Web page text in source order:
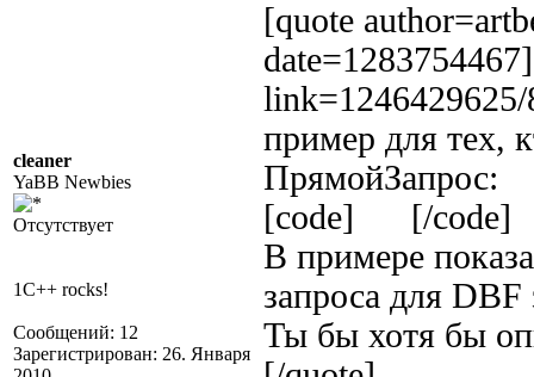
cleaner
YaBB Newbies
Отсутствует
1C++ rocks!
Сообщений: 12
Зарегистрирован: 26. Января
[quote
пример для тех,
ПрямойЗапрос:
[code] [/code]
В примере
запроса для
Ты бы хотя бы